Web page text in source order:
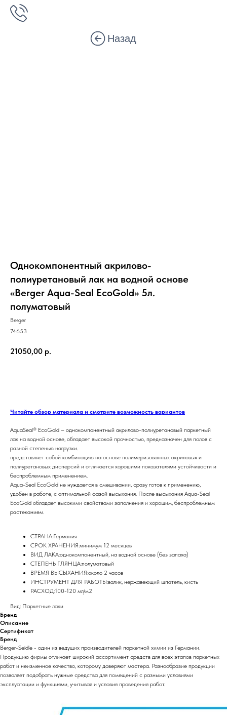
Назад
Однокомпонентный акрилово-
полиуретановый лак на водной основе
«Berger Aqua-Seal EcoGold» 5л.
полуматовый
Berger
74653
21050,00 р.
Читайте обзор материала и смотрите возможность вариантов
AquaSeal® EcoGold – однокомпонентный акрилово-полиуретановый паркетный
лак на водной основе, обладает высокой прочностью, предназначен для полов с
разной степенью нагрузки.
представляет собой комбинацию на основе полимеризованных акриловых и
полиуретановых дисперсий и отличается хорошими показателями устойчивости и
беспроблемным применением.
Aqua-Seal EcoGold не нуждается в смешивании, сразу готов к применению,
удобен в работе, с оптимальной фазой высыхания. После высыхания Aqua-Seal
EcoGold обладает высокими свойствами заполнения и хорошим, беспроблемным
растеканием.
СТРАНА:Германия
СРОК ХРАНЕНИЯ:минимум 12 месяцев
ВИД ЛАКА:однокомпонентный, на водной основе (без запаха)
СТЕПЕНЬ ГЛЯНЦА:полуматовый
ВРЕМЯ ВЫСЫХАНИЯ:около 2 часов
ИНСТРУМЕНТ ДЛЯ РАБОТЫ:валик, нержавеющий шпатель, кисть
РАСХОД:100-120 мл/м2
Вид: Паркетные лаки
Бренд
Описание
Сертификат
Бренд
Berger-Seidle - один из ведущих производителей паркетной химии из Германии.
Продукцию фирмы отличает широкий ассортимент средств для всех этапов паркетных
работ и неизменное качество, которому доверяют мастера. Разнообразие продукции
позволяет подобрать нужные средства для помещений с разными условиями
эксплуатации и функциями, учитывая и условия проведения работ.